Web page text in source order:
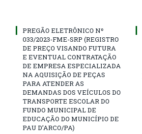
PREGÃO ELETRÔNICO Nº
033/2023-FME-SRP (REGISTRO
DE PREÇO VISANDO FUTURA
E EVENTUAL CONTRATAÇÃO
DE EMPRESA ESPECIALIZADA
NA AQUISIÇÃO DE PEÇAS
PARA ATENDER AS
DEMANDAS DOS VEÍCULOS DO
TRANSPORTE ESCOLAR DO
FUNDO MUNICIPAL DE
EDUCAÇÃO DO MUNICÍPIO DE
PAU D’ARCO/PA)